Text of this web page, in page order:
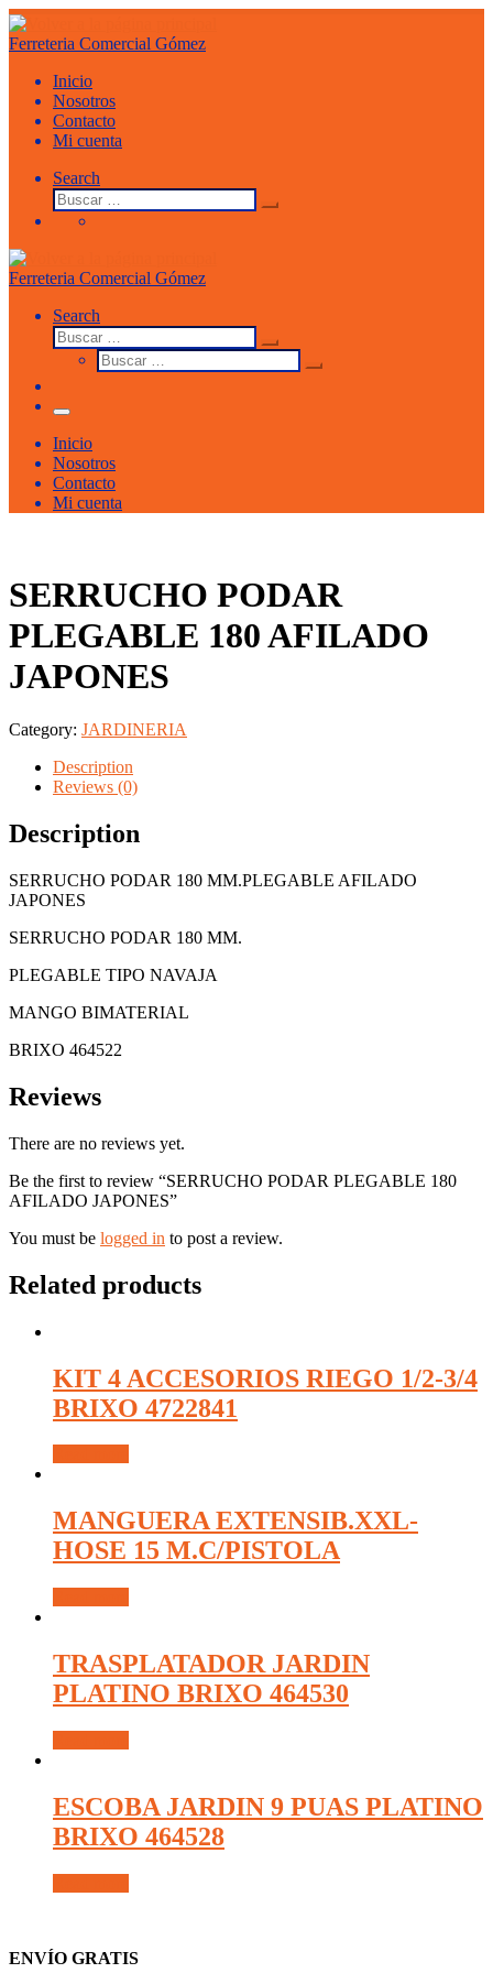
Saltar
al
contenido
Ferreteria Comercial Gómez
Inicio
Nosotros
Contacto
Mi cuenta
Search
Buscar
Buscar
Ferreteria Comercial Gómez
Search
Buscar
Buscar
…
Buscar
Buscar
Menu
Inicio
Nosotros
Contacto
Mi cuenta
SERRUCHO PODAR
PLEGABLE 180 AFILADO
JAPONES
Category: JARDINERIA
Description
Reviews (0)
Description
SERRUCHO PODAR 180 MM.PLEGABLE AFILADO
JAPONES
SERRUCHO PODAR 180 MM.
PLEGABLE TIPO NAVAJA
MANGO BIMATERIAL
BRIXO 464522
Reviews
There are no reviews yet.
Be the first to review “SERRUCHO PODAR PLEGABLE 180
AFILADO JAPONES”
You must be logged in to post a review.
Related products
KIT 4 ACCESORIOS RIEGO 1/2-3/4
BRIXO 4722841
MANGUERA EXTENSIB.XXL-
HOSE 15 M.C/PISTOLA
TRASPLATADOR JARDIN
PLATINO BRIXO 464530
ESCOBA JARDIN 9 PUAS PLATINO
BRIXO 464528
ENVÍO GRATIS